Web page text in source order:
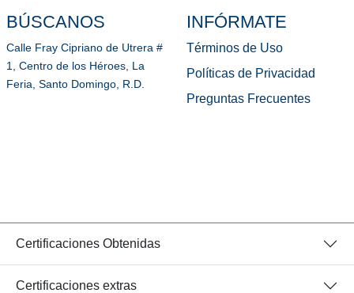
BÚSCANOS
Calle Fray Cipriano de Utrera #
1, Centro de los Héroes, La
Feria, Santo Domingo, R.D.
INFÓRMATE
Términos de Uso
Políticas de Privacidad
Preguntas Frecuentes
Certificaciones Obtenidas
Certificaciones extras